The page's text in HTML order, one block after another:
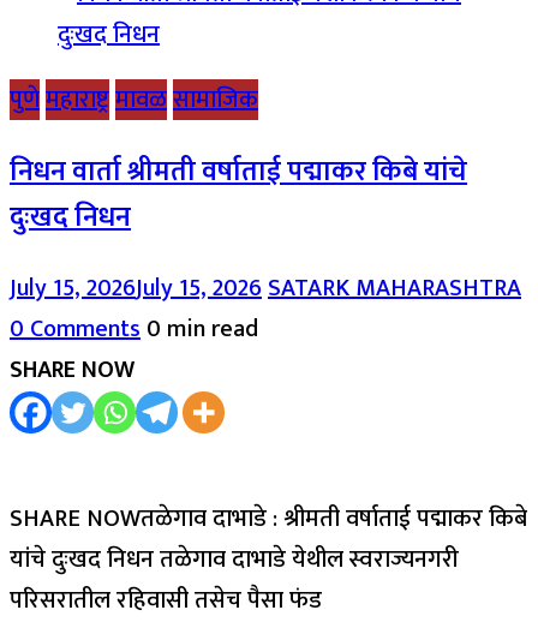
पुणेमहाराष्ट्रमावळसामाजिक
निधन वार्ता श्रीमती वर्षाताई पद्माकर किबे यांचे
दुःखद निधन
July 15, 2026July 15, 2026SATARK MAHARASHTRA
0 Comments0 min read
SHARE NOW
SHARE NOWतळेगाव दाभाडे : श्रीमती वर्षाताई पद्माकर किबे
यांचे दुःखद निधन तळेगाव दाभाडे येथील स्वराज्यनगरी
परिसरातील रहिवासी तसेच पैसा फंड